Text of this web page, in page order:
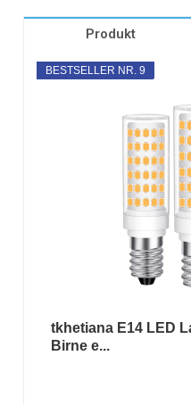
Produkt
BESTSELLER NR. 9
tkhetiana E14 LED
Birne e...